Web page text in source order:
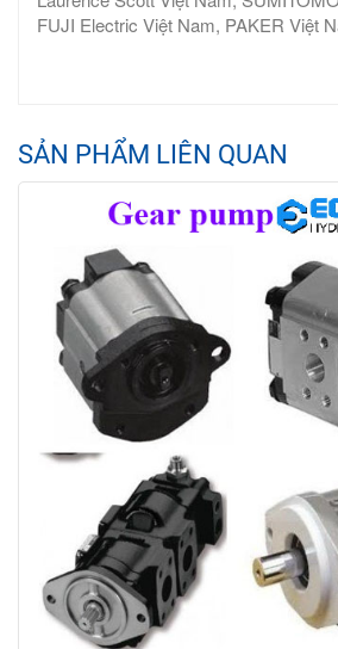
FUJI Electric Việt Nam, PAKER Việt
SẢN PHẨM LIÊN QUAN